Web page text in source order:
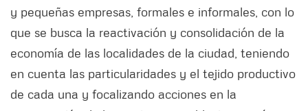
y pequeñas empresas, formales e informales, con lo
que se busca la reactivación y consolidación de la
economía de las localidades de la ciudad, teniendo
en cuenta las particularidades y el tejido productivo
de cada una y focalizando acciones en la